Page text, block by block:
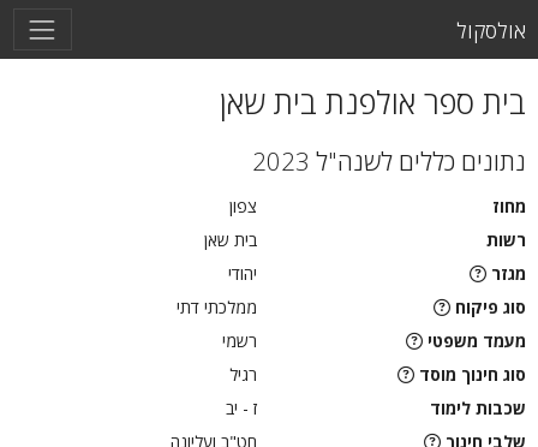
אולסקול
בית ספר אולפנת בית שאן
נתונים כללים לשנה"ל 2023
מחוז
צפון
רשות
בית שאן
מגזר
יהודי
סוג פיקוח
ממלכתי דתי
מעמד משפטי
רשמי
סוג חינוך מוסד
רגיל
שכבות לימוד
ז - יב
שלבי חינוך
חט"ב ועליונה